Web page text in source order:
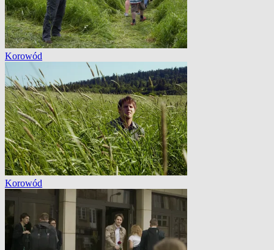
Korowód
Korowód